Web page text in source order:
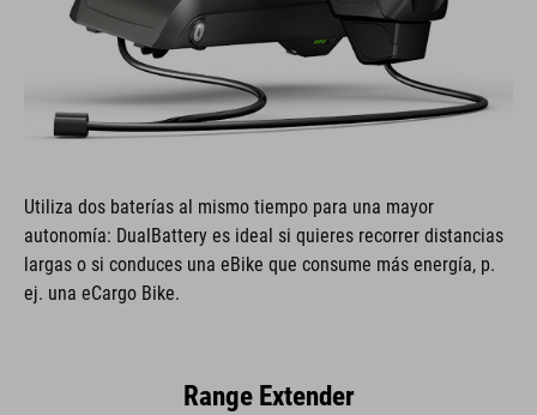
Utiliza dos baterías al mismo tiempo para una mayor
autonomía: DualBattery es ideal si quieres recorrer distancias
largas o si conduces una eBike que consume más energía, p.
ej. una eCargo Bike.
Range Extender